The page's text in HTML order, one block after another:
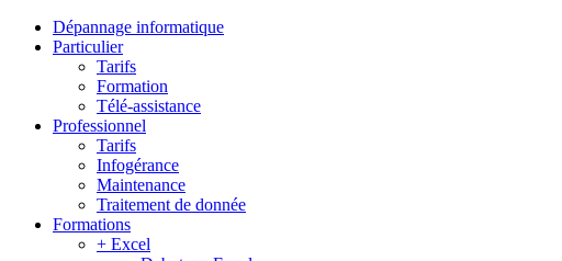
Dépannage informatique
Particulier
Tarifs
Formation
Télé-assistance
Professionnel
Tarifs
Infogérance
Maintenance
Traitement de donnée
Formations
+ Excel